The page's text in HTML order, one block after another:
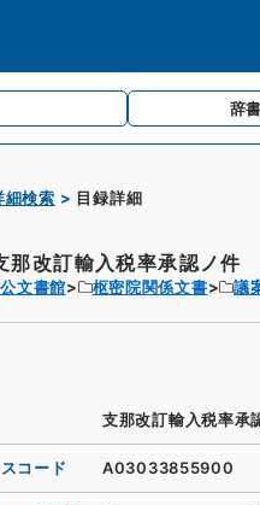
辞
細検索 目録詳細
那改訂輸入税率承認ノ件
文書館 枢密院関係文書 議
支那改訂輸入税率承
コード A03033855900